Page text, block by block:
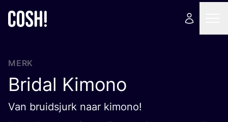
MERK
Bridal Kimono
Van bruidsjurk naar kimono!